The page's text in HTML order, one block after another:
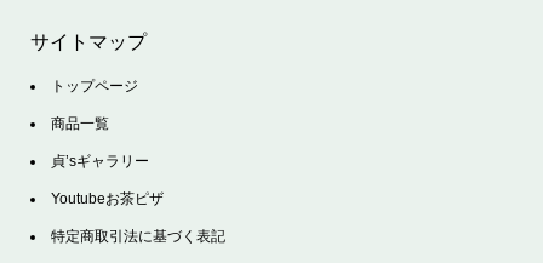
サイトマップ
トップページ
商品一覧
貞’sギャラリー
Youtubeお茶ピザ
特定商取引法に基づく表記